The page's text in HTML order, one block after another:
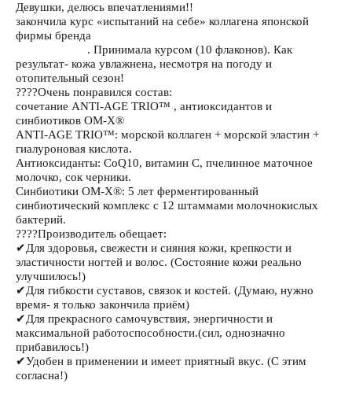
Девушки, делюсь впечатлениями!!
закончила курс «испытаний на себе» коллагена японской
фирмы бренда
. Принимала курсом (10 флаконов). Как
результат- кожа увлажнена, несмотря на погоду и
отопительный сезон!
????Очень понравился состав:
сочетание ANTI-AGE TRIO™️ , антиоксидантов и
синбиотиков ОМ-Х®️
ANTI-AGE TRIO™️: морской коллаген + морской эластин +
гиалуроновая кислота.
Антиоксиданты: CoQ10, витамин С, пчелинное маточное
молочко, сок черники.
Синбиотики ОМ-Х®️: 5 лет ферментированный
синбиотический комплекс с 12 штаммами молочнокислых
бактерий.
????Производитель обещает:
✔Для здоровья, свежести и сияния кожи, крепкости и
эластичности ногтей и волос. (Состояние кожи реально
улучшилось!)
✔Для гибкости суставов, связок и костей. (Думаю, нужно
время- я только закончила приём)
✔Для прекрасного самочувствия, энергичности и
максимальной работоспособности.(сил, однозначно
прибавилось!)
✔Удобен в применении и имеет приятный вкус. (С этим
согласна!)